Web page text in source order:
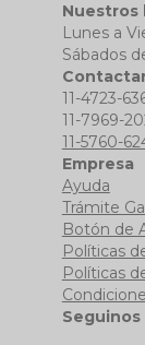
Nuestros
Lunes a
Sábados
11-4723-
11-7969-
11-5760-
Empresa
Ayuda
Trámite
Botón de
Políticas
Políticas